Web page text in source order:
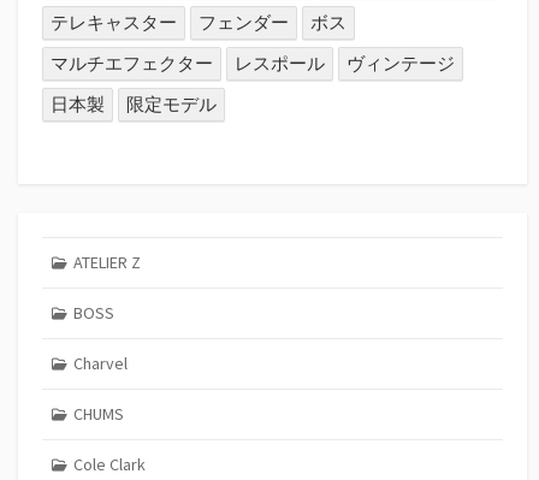
テレキャスター
フェンダー
ボス
マルチエフェクター
レスポール
ヴィンテージ
日本製
限定モデル
ATELIER Z
BOSS
Charvel
CHUMS
Cole Clark